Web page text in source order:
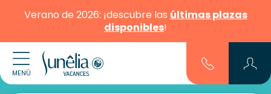
Verano de 2026: ¡descubre las últimas plazas
disponibles!
MENÚ